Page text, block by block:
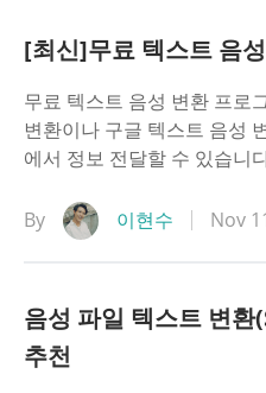
[최신]무료 텍스트 음
무료 텍스트 음성 변환 프로
변환이나 구글 텍스트 음성
에서 정보 전달할 수 있습니
By 이현수 Nov
음성 파일 텍스트 변환
추천